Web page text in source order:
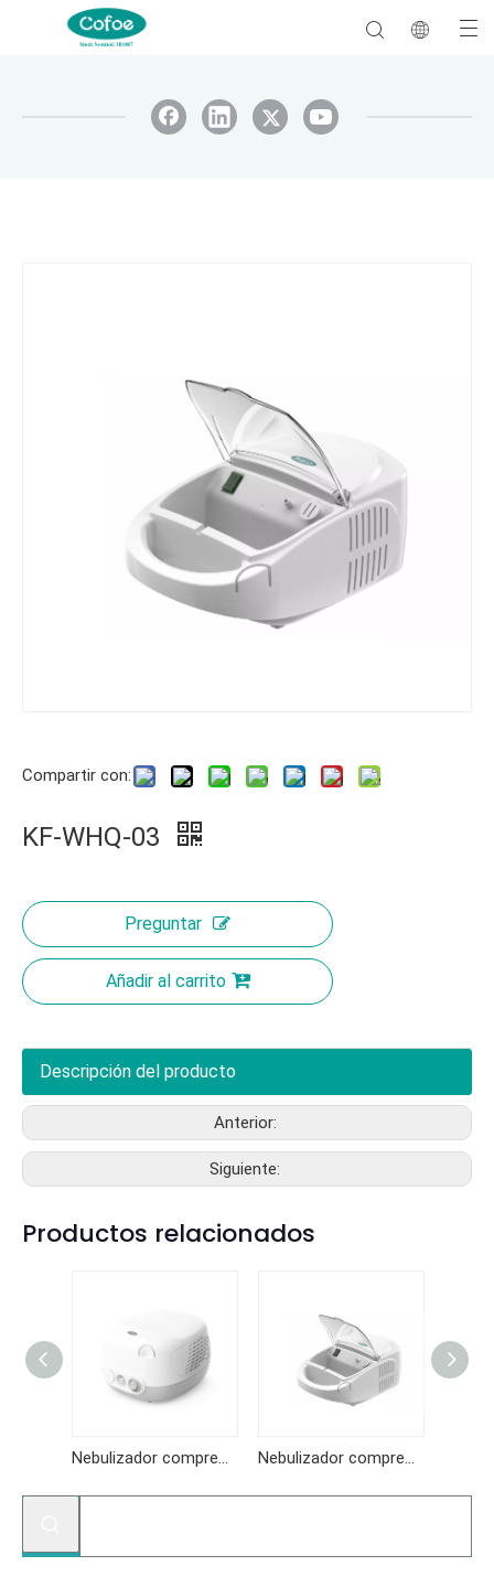
Compartir con:
KF-WHQ-03
Preguntar
Añadir al carrito
Descripción del producto
Anterior:
Siguiente:
Productos relacionados
Nebulizador compresor KF-WHQ-06 Nebulizador compresor KF-WHQ-03